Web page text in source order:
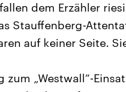
dem Erzähler
Stauffenberg-
auf keiner Seite.
„Westwall“-